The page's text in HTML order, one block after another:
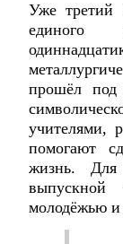
Уже третий
единого
прошёл
учителями,
помогают
жизнь. Для
молодёжью